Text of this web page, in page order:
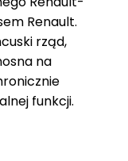
Renault.
rząd,
na
funkcji.